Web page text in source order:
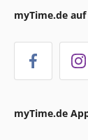
myTime.de auf
myTime.de